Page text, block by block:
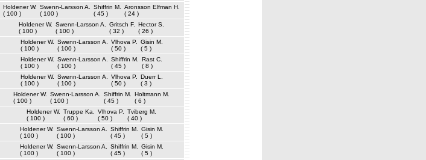
Holdener W.
( 100 )
Swenn-Larsson A.
( 100 )
Shiffrin M.
( 45 )
Aronsson Elfman H.
( 24 )
Holdener W.
( 100 )
Swenn-Larsson A.
( 100 )
Gritsch F.
( 32 )
Hector S.
( 26 )
Holdener W.
( 100 )
Swenn-Larsson A.
( 100 )
Vlhova P.
( 50 )
Gisin M.
( 5 )
Holdener W.
( 100 )
Swenn-Larsson A.
( 100 )
Shiffrin M.
( 45 )
Rast C.
( 8 )
Holdener W.
( 100 )
Swenn-Larsson A.
( 100 )
Vlhova P.
( 50 )
Duerr L.
( 3 )
Holdener W.
( 100 )
Swenn-Larsson A.
( 100 )
Shiffrin M.
( 45 )
Holtmann M.
( 6 )
Holdener W.
( 100 )
Truppe Ka.
( 60 )
Vlhova P.
( 50 )
Tviberg M.
( 40 )
Holdener W.
( 100 )
Swenn-Larsson A.
( 100 )
Shiffrin M.
( 45 )
Gisin M.
( 5 )
Holdener W.
( 100 )
Swenn-Larsson A.
( 100 )
Shiffrin M.
( 45 )
Gisin M.
( 5 )